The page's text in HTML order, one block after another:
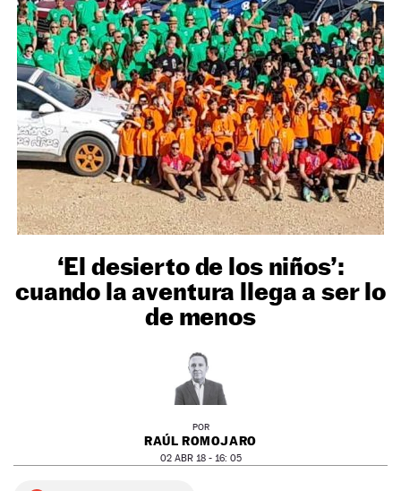
NEWSLETTER
SÍGUENOS
‘El desierto de los niños’:
cuando la aventura llega a ser lo
de menos
POR
RAÚL ROMOJARO
02 ABR 18 - 16: 05